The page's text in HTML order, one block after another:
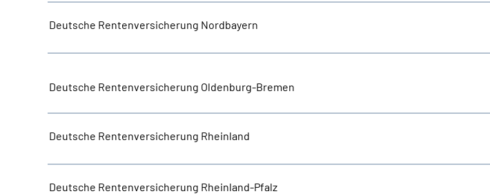
Deutsche Rentenversicherung Nordbayern
Deutsche Rentenversicherung Oldenburg-Bremen
Deutsche Rentenversicherung Rheinland
Deutsche Rentenversicherung Rheinland-Pfalz